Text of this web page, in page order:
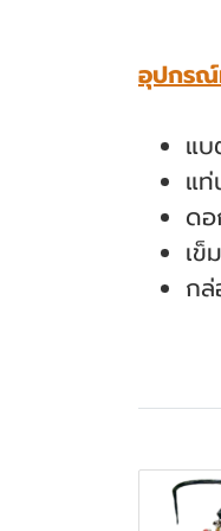
อุปกรณ์
แ
แท่
ด
เข็
ก